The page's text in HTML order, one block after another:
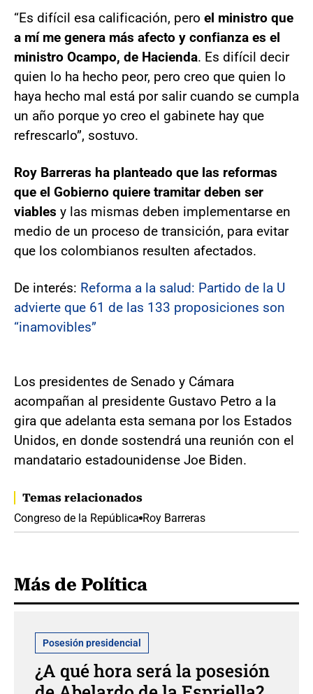
“Es difícil esa calificación, pero el ministro que
a mí me genera más afecto y confianza es el
ministro Ocampo, de Hacienda. Es difícil decir
quien lo ha hecho peor, pero creo que quien lo
haya hecho mal está por salir cuando se cumpla
un año porque yo creo el gabinete hay que
refrescarlo”, sostuvo.
Roy Barreras ha planteado que las reformas
que el Gobierno quiere tramitar deben ser
viables y las mismas deben implementarse en
medio de un proceso de transición, para evitar
que los colombianos resulten afectados.
De interés: Reforma a la salud: Partido de la U
advierte que 61 de las 133 proposiciones son
“inamovibles”
Los presidentes de Senado y Cámara
acompañan al presidente Gustavo Petro a la
gira que adelanta esta semana por los Estados
Unidos, en donde sostendrá una reunión con el
mandatario estadounidense Joe Biden.
Temas relacionados
Congreso de la República Roy Barreras
Más de Política
Posesión presidencial
¿A qué hora será la posesión